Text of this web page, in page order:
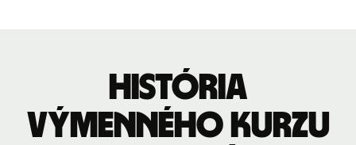
História
výmenného kurzu